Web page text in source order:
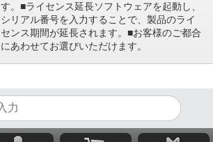
す。■ライセンス延長ソフトウェアを起動し、
シリアル番号を入力することで、製品のライ
センス期間が延長されます。■お客様のご都合
にあわせてお選びいただけます。